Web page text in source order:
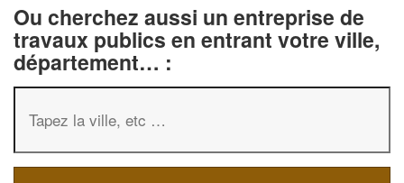
Ou cherchez aussi un entreprise de
travaux publics en entrant votre ville,
département… :